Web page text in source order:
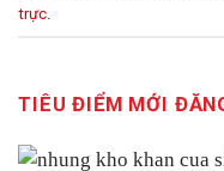
trực.
TIÊU ĐIỂM MỚI